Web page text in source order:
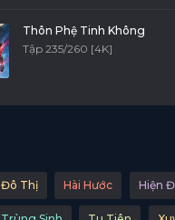
Thôn Phệ Tinh Không
Tập 235/260 [4K]
Đô Thị Hài Hước Hiện